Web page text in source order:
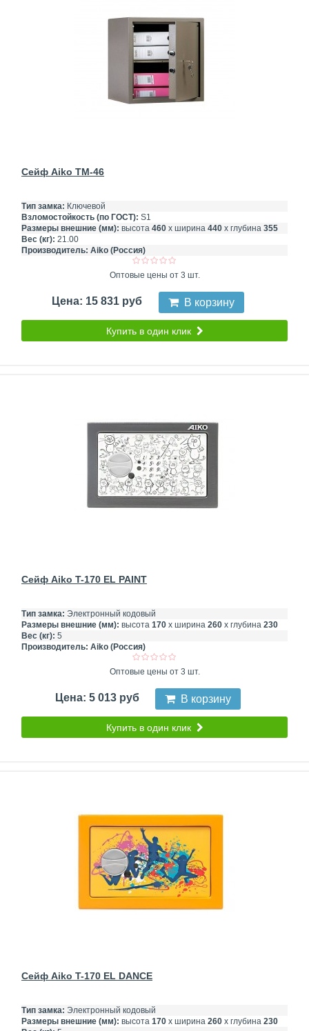
Сейф Aiko TM-46
Тип замка: Ключевой
Взломостойкость (по ГОСТ): S1
Размеры внешние (мм): высота 460 х ширина 440 х глубина 355
Вес (кг): 21.00
Производитель: Aiko (Россия)
Оптовые цены от 3 шт.
Цена: 15 831 руб В корзину
Купить в один клик
Сейф Aiko T-170 EL PAINT
Тип замка: Электронный кодовый
Размеры внешние (мм): высота 170 х ширина 260 х глубина 230
Вес (кг): 5
Производитель: Aiko (Россия)
Оптовые цены от 3 шт.
Цена: 5 013 руб В корзину
Купить в один клик
Сейф Aiko T-170 EL DANCE
Тип замка: Электронный кодовый
Размеры внешние (мм): высота 170 х ширина 260 х глубина 230